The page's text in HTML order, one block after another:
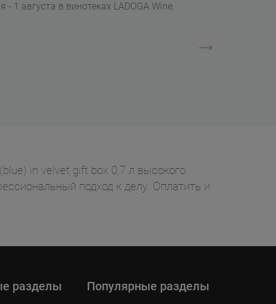
- 1 августа в винотеках LADOGA Wine.
in velvet gift box 0,7 л высокого
подход к делу. Оплатить и
разделы Популярные разделы